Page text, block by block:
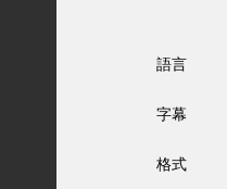
語言
字幕
格式